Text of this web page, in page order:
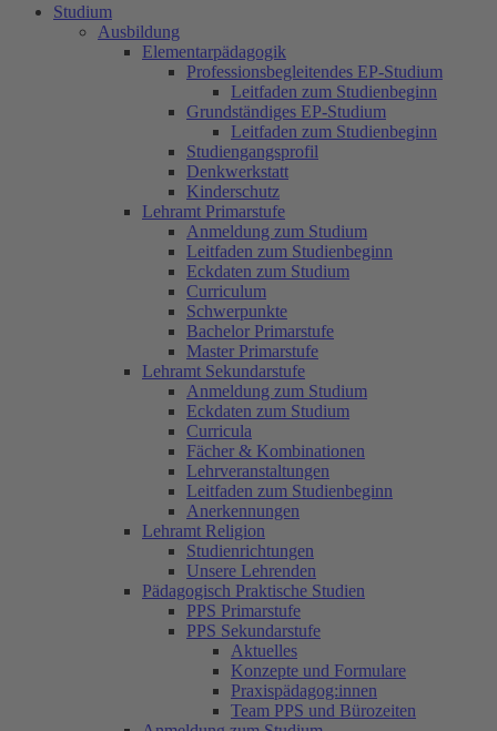
Studium
Ausbildung
Elementarpädagogik
Professionsbegleitendes EP-Studium
Leitfaden zum Studienbeginn
Grundständiges EP-Studium
Leitfaden zum Studienbeginn
Studiengangsprofil
Denkwerkstatt
Kinderschutz
Lehramt Primarstufe
Anmeldung zum Studium
Leitfaden zum Studienbeginn
Eckdaten zum Studium
Curriculum
Schwerpunkte
Bachelor Primarstufe
Master Primarstufe
Lehramt Sekundarstufe
Anmeldung zum Studium
Eckdaten zum Studium
Curricula
Fächer & Kombinationen
Lehrveranstaltungen
Leitfaden zum Studienbeginn
Anerkennungen
Lehramt Religion
Studienrichtungen
Unsere Lehrenden
Pädagogisch Praktische Studien
PPS Primarstufe
PPS Sekundarstufe
Aktuelles
Konzepte und Formulare
Praxispädagog:innen
Team PPS und Bürozeiten